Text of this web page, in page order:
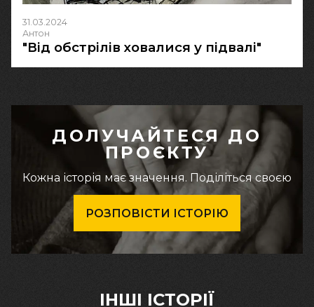
31.03.2024
Антон
"Від обстрілів ховалися у підвалі"
ДОЛУЧАЙТЕСЯ ДО
ПРОЄКТУ
Кожна історія має значення. Поділіться своєю
РОЗПОВІСТИ ІСТОРІЮ
ІНШІ ІСТОРІЇ